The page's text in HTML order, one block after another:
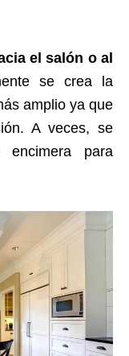
el salón o al
se crea la
amplio ya que
A veces, se
para